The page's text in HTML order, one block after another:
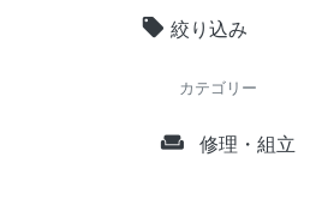
local_offer 絞り込み
カテゴリー
weekend 修理・組立